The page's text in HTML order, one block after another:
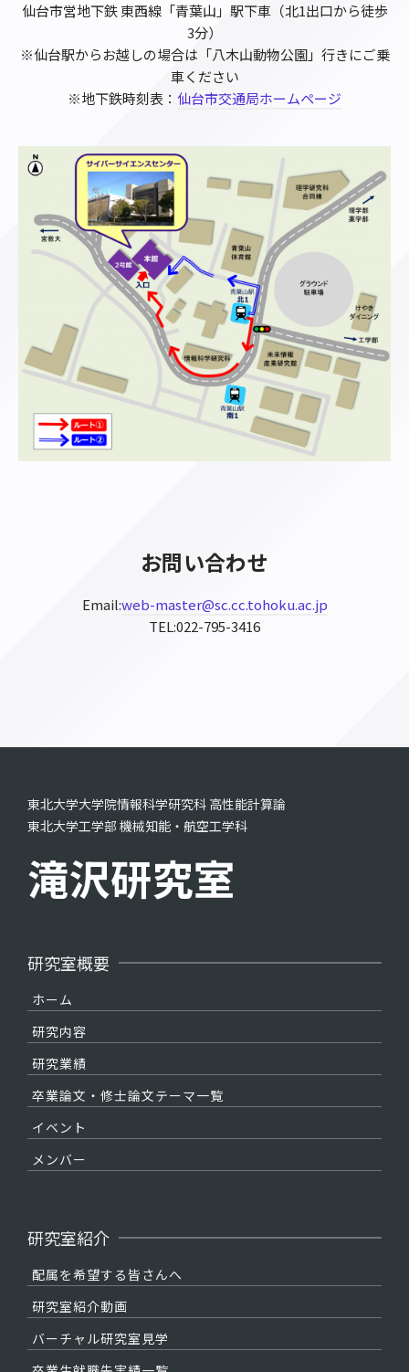
仙台市営地下鉄 東西線「青葉山」駅下車（北1出口から徒歩
3分）
※仙台駅からお越しの場合は「八木山動物公園」行きにご乗
車ください
※地下鉄時刻表： 仙台市交通局ホームページ
お問い合わせ
Email:web-master@sc.cc.tohoku.ac.jp
TEL:022-795-3416
東北大学大学院情報科学研究科 高性能計算論
東北大学工学部 機械知能・航空工学科
滝沢研究室
研究室概要
ホーム
研究内容
研究業績
卒業論文・修士論文テーマ一覧
イベント
メンバー
研究室紹介
配属を希望する皆さんへ
研究室紹介動画
バーチャル研究室見学